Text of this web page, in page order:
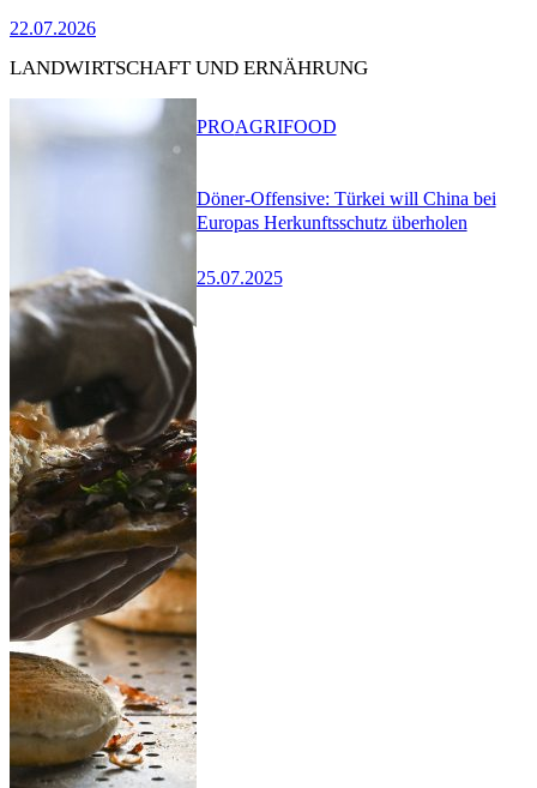
22.07.2026
LANDWIRTSCHAFT UND ERNÄHRUNG
Döner-Offensive: Türkei will China bei
Europas Herkunftsschutz überholen
25.07.2025
PROAGRIFOOD